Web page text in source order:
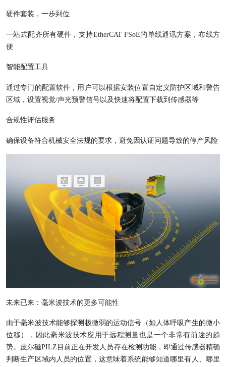
硬件套装，一步到位
一站式配齐所有硬件，支持EtherCAT FSoE的单线通讯方案，布线方
便
智能配置工具
通过专门的配置软件，用户可以根据安装位置自定义防护区域和警告
区域，设置视觉/声光预警信号以及快速将配置下载到传感器等
合规性评估服务
确保设备符合机械安全法规的要求，避免因认证问题导致的停产风险
未来已来：毫米波技术的更多可能性
由于毫米波技术能够探测极微弱的运动信号（如人体呼吸产生的微小
位移），因此毫米波技术应用于远程测量也是一个非常有前途的趋
势。皮尔磁PILZ目前正在开发人员存在检测功能，即通过传感器精确
判断生产区域内人员的位置，这意味着系统能够知道哪里有人、哪里